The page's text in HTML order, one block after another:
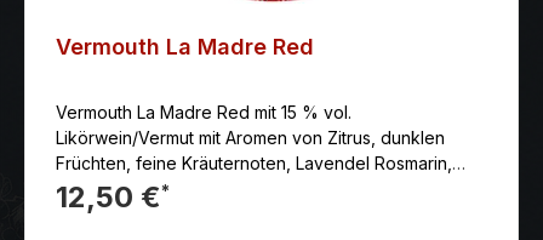
Vermouth La Madre Red
Vermouth La Madre Red mit 15 % vol.
Likörwein/Vermut mit Aromen von Zitrus, dunklen
Früchten, feine Kräuternoten, Lavendel Rosmarin,
Zimt und Orange
12,50 €*